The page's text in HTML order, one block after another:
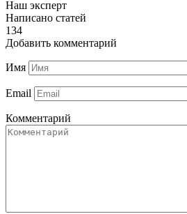
Наш эксперт
Написано статей
134
Добавить комментарий
Имя
Email
Комментарий